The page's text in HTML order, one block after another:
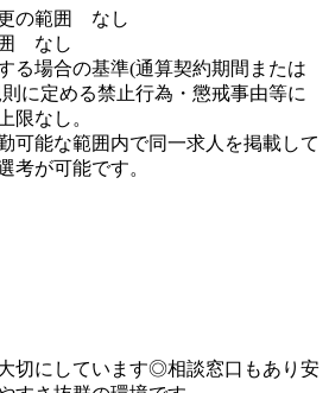
の範囲 なし
なし
る場合の基準(通算契約期間または
に定める禁止行為・懲戒事由等に
限なし。
可能な範囲内で同一求人を掲載して
考が可能です。
切にしています◎相談窓口もあり安